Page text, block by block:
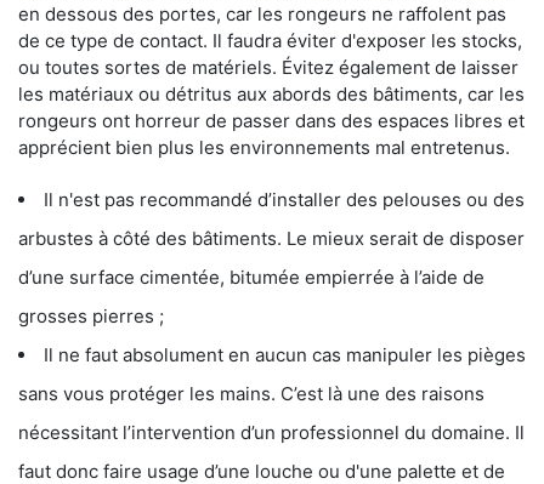
en dessous des portes, car les rongeurs ne raffolent pas
de ce type de contact. Il faudra éviter d'exposer les stocks,
ou toutes sortes de matériels. Évitez également de laisser
les matériaux ou détritus aux abords des bâtiments, car les
rongeurs ont horreur de passer dans des espaces libres et
apprécient bien plus les environnements mal entretenus.
Il n'est pas recommandé d’installer des pelouses ou des
arbustes à côté des bâtiments. Le mieux serait de disposer
d’une surface cimentée, bitumée empierrée à l’aide de
grosses pierres ;
Il ne faut absolument en aucun cas manipuler les pièges
sans vous protéger les mains. C’est là une des raisons
nécessitant l’intervention d’un professionnel du domaine. Il
faut donc faire usage d’une louche ou d'une palette et de